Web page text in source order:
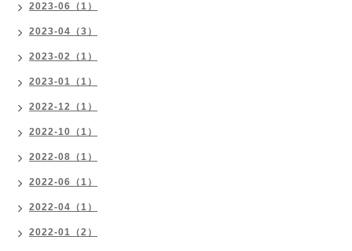
2023-06（1）
2023-04（3）
2023-02（1）
2023-01（1）
2022-12（1）
2022-10（1）
2022-08（1）
2022-06（1）
2022-04（1）
2022-01（2）